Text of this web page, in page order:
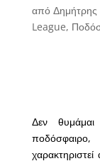
από
League,
Δεν